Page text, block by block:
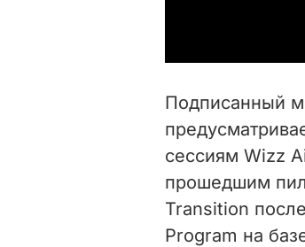
Подписанный
сессиям Wizz
прошедшим
Transition
Program на